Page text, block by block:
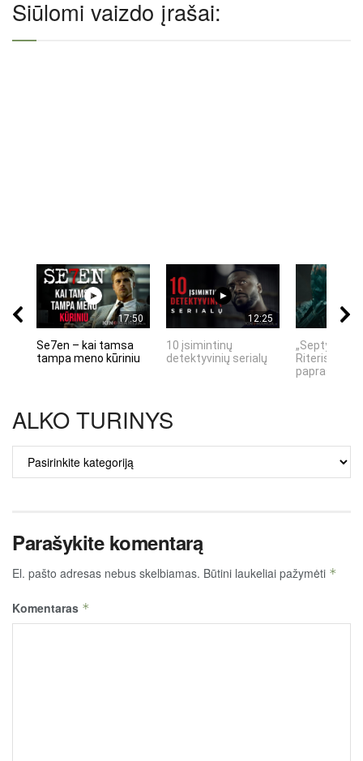
Siūlomi vaizdo įrašai:
17:50
Se7en – kai tamsa
tampa meno kūriniu
12:25
10 įsimintinų
detektyvinių serialų
„Septynių
Riteris" – kai
ALKO TURINYS
TURINYS
Parašykite komentarą
El. pašto adresas nebus skelbiamas. Būtini laukeliai pažymėti *
Komentaras *